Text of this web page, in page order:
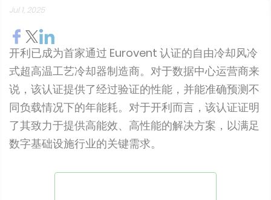
Jul 1, 2025
开利已成为首家通过 Eurovent 认证的自由冷却风冷
式超高温工艺冷却器制造商。对于数据中心运营商来
说，该认证提供了经过验证的性能，并能准确预测不
同负载情况下的年能耗。对于开利而言，该认证证明
了其致力于提供高能效、高性能的解决方案，以满足
数字基础设施行业的关键需求。